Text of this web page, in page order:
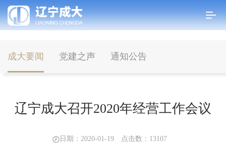
成大要闻 党建之声 通知公告
辽宁成大召开2020年经营工作会议
日期：2020-01-19 点击数： 13107